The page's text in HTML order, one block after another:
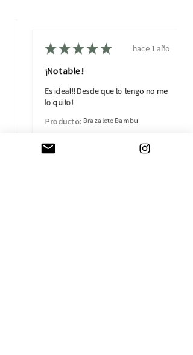
★★★★★ hace 1 año
¡Notable!
Es ideal!! Desde que lo tengo no me
lo quito!
Producto: Brazalete Bambu
Isabel B.
Madrid, MD